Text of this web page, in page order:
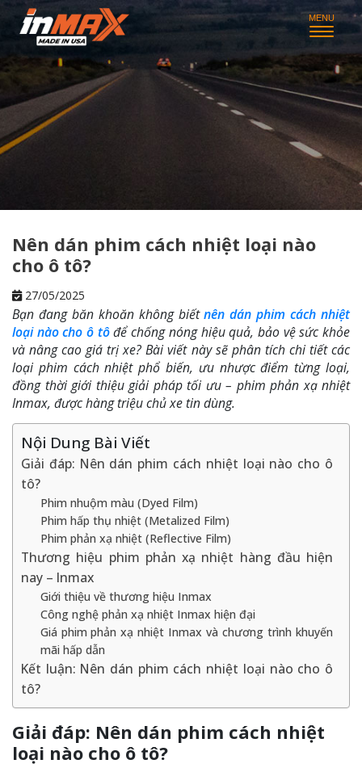
Nên dán phim cách nhiệt loại nào
cho ô tô?
27/05/2025
Bạn đang băn khoăn không biếtnên dán phim cách nhiệt
loại nào cho ô tôđể chống nóng hiệu quả, bảo vệ sức khỏe
và nâng cao giá trị xe? Bài viết này sẽ phân tích chi tiết các
loại phim cách nhiệt phổ biến, ưu nhược điểm từng loại,
đồng thời giới thiệu giải pháp tối ưu – phim phản xạ nhiệt
Inmax, được hàng triệu chủ xe tin dùng.
Nội Dung Bài Viết
Giải đáp: Nên dán phim cách nhiệt loại nào cho ô
tô?
Phim nhuộm màu (Dyed Film)
Phim hấp thụ nhiệt (Metalized Film)
Phim phản xạ nhiệt (Reflective Film)
Thương hiệu phim phản xạ nhiệt hàng đầu hiện
nay – Inmax
Giới thiệu về thương hiệu Inmax
Công nghệ phản xạ nhiệt Inmax hiện đại
Giá phim phản xạ nhiệt Inmax và chương trình khuyến
mãi hấp dẫn
Kết luận: Nên dán phim cách nhiệt loại nào cho ô
tô?
Giải đáp: Nên dán phim cách nhiệt
loại nào cho ô tô?